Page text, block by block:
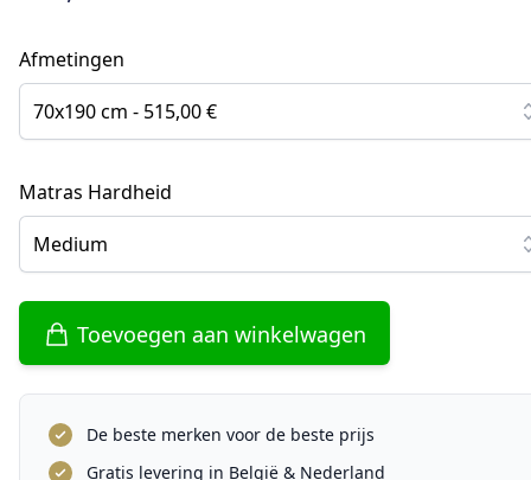
Afmetingen
70x190 cm - 515,00 €
Matras Hardheid
Medium
Toevoegen aan winkelwagen
De beste merken voor de beste prijs
Gratis levering in België & Nederland